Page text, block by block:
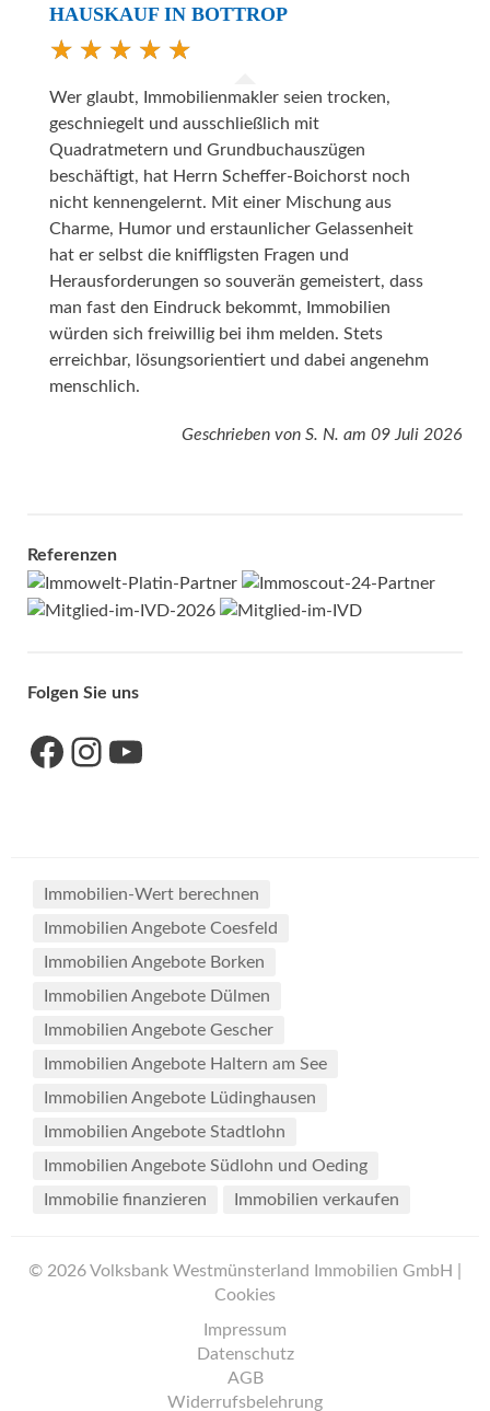
HAUSKAUF IN BOTTROP
Wer glaubt, Immobilienmakler seien trocken,
geschniegelt und ausschließlich mit
Quadratmetern und Grundbuchauszügen
beschäftigt, hat Herrn Scheffer-Boichorst noch
nicht kennengelernt. Mit einer Mischung aus
Charme, Humor und erstaunlicher Gelassenheit
hat er selbst die kniffligsten Fragen und
Herausforderungen so souverän gemeistert, dass
man fast den Eindruck bekommt, Immobilien
würden sich freiwillig bei ihm melden. Stets
erreichbar, lösungsorientiert und dabei angenehm
menschlich.
Geschrieben von S. N. am 09 Juli 2026
Referenzen
Folgen Sie uns
Link zu unserer Facebook-Seite Link zu unseres Instagram-Accounts
Immobilien-Wert berechnen
Immobilien Angebote Coesfeld
Immobilien Angebote Borken
Immobilien Angebote Dülmen
Immobilien Angebote Gescher
Immobilien Angebote Haltern am See
Immobilien Angebote Lüdinghausen
Immobilien Angebote Stadtlohn
Immobilien Angebote Südlohn und Oeding
Immobilie finanzieren
Immobilien verkaufen
© 2026 Volksbank Westmünsterland Immobilien GmbH |
Cookies
Impressum
Datenschutz
AGB
Widerrufsbelehrung